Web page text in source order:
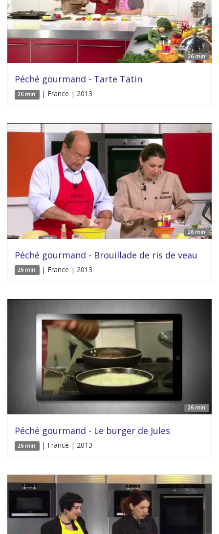
26 min'
Péché gourmand - Tarte Tatin
26 min' | France | 2013
26 min'
Péché gourmand - Brouillade de ris de veau
26 min' | France | 2013
26 min'
Péché gourmand - Le burger de Jules
26 min' | France | 2013